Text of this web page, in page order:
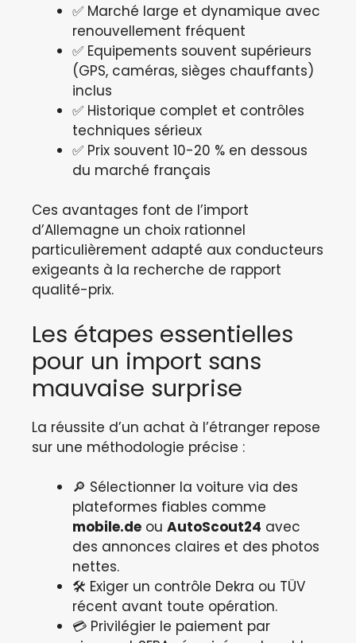
✅ Marché large et dynamique avec
renouvellement fréquent
✅ Equipements souvent supérieurs
(GPS, caméras, sièges chauffants)
inclus
✅ Historique complet et contrôles
techniques sérieux
✅ Prix souvent 10-20 % en dessous
du marché français
Ces avantages font de l’import
d’Allemagne un choix rationnel
particulièrement adapté aux conducteurs
exigeants à la recherche de rapport
qualité-prix.
Les étapes essentielles
pour un import sans
mauvaise surprise
La réussite d’un achat à l’étranger repose
sur une méthodologie précise :
🔎 Sélectionner la voiture via des
plateformes fiables comme
mobile.de ou AutoScout24 avec
des annonces claires et des photos
nettes.
🛠️ Exiger un contrôle Dekra ou TÜV
récent avant toute opération.
💳 Privilégier le paiement par